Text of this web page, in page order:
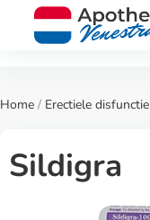
Home / Erectiele disfunctie
Sildigra